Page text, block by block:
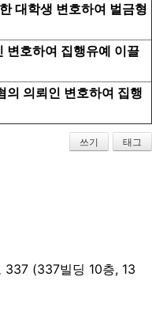
대학생 변호하여 벌금형
변호하여 집행유예 이끌
의 의뢰인 변호하여 집행
쓰기 태그
337 (337빌딩 10층, 13